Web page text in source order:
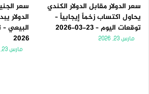
سعر الدولار مقابل الدولار الكندي
يحاول اكتساب زخماً إيجابياً –
توقعات اليوم – 23-03-2026
مارس 23, 2026
سعر
الدولار
2026
مارس 23, 2026